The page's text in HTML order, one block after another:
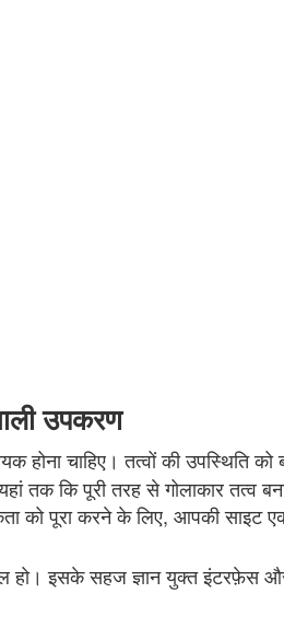
उपकरण
होना चाहिए। तत्वों की उपस्थिति
कि पूरी तरह से गोलाकार तत्व
को पूरा करने के लिए, आपकी साइट
इसके सहज ज्ञान युक्त इंटरफ़ेस